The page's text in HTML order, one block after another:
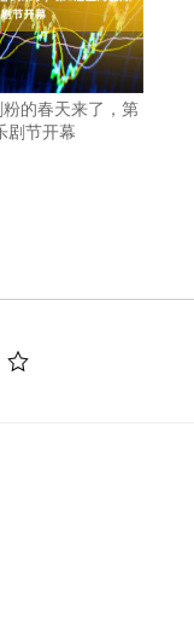
的春天来了，第
剧节开幕